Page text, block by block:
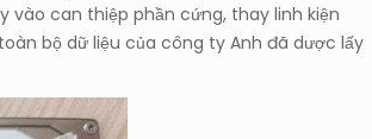
vào can thiệp phần cứng, thay linh kiện
bộ dữ liệu của công ty Anh đã dược lấy